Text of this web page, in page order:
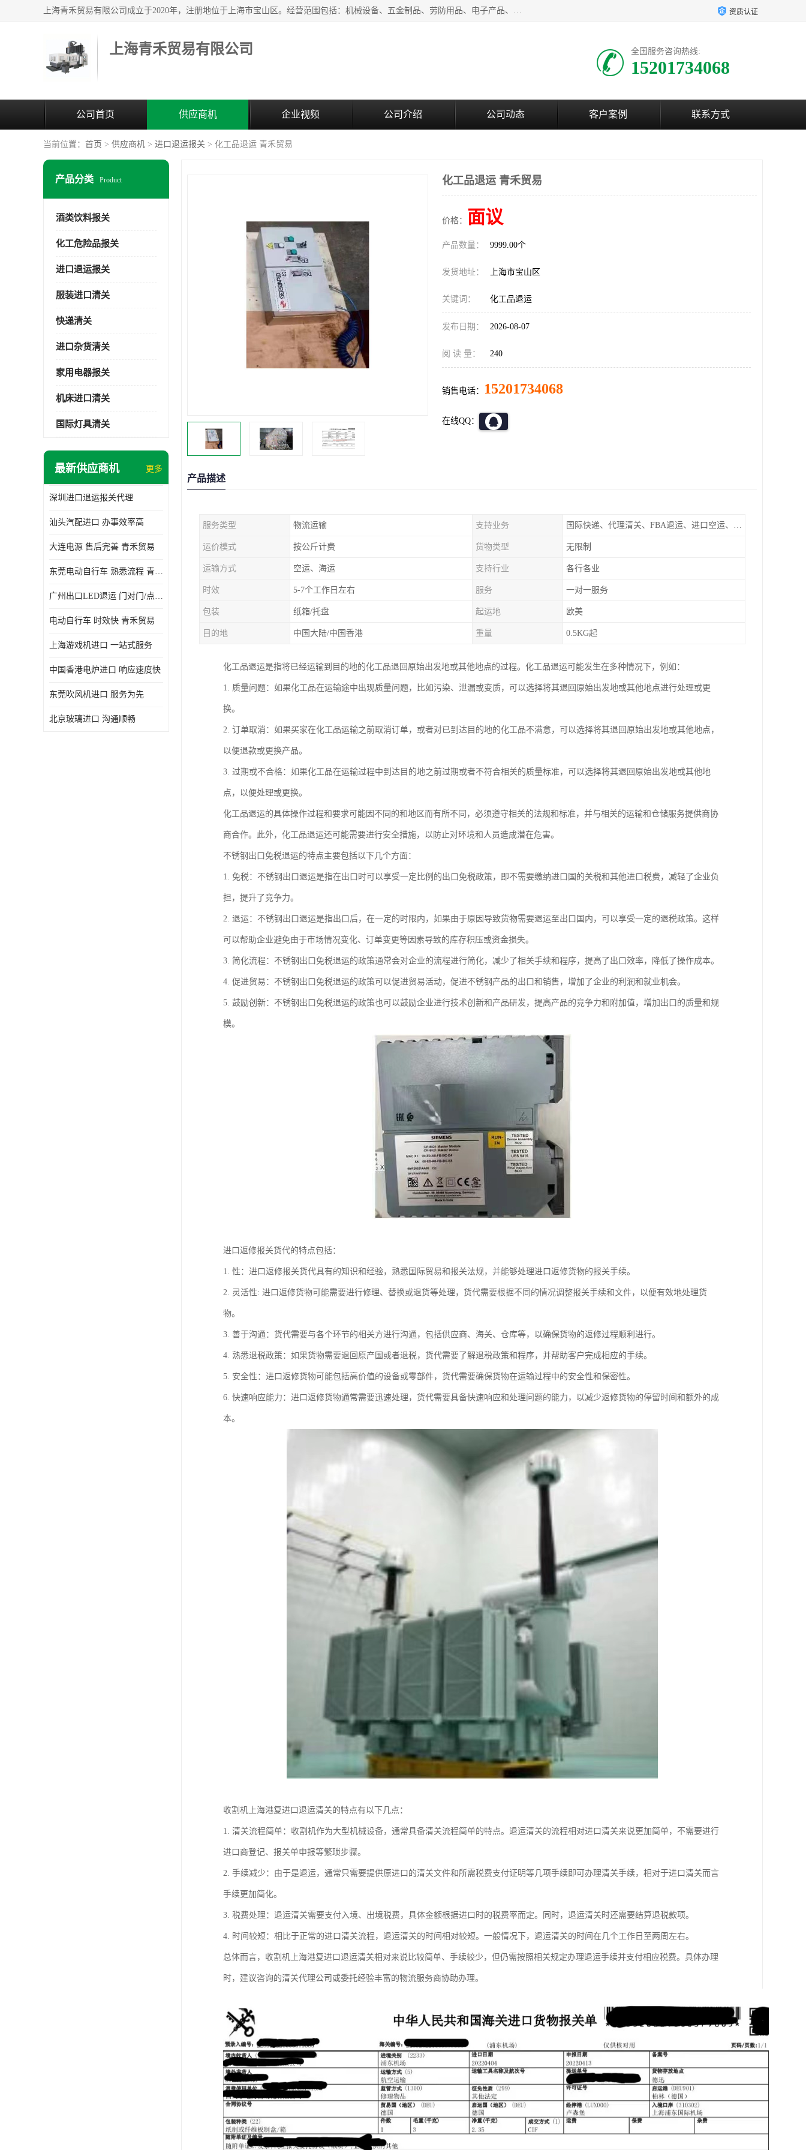
上海青禾贸易有限公司成立于2020年，注册地位于上海市宝山区。经营范围包括：机械设备、五金制品、劳防用品、电子产品、塑胶制品、家具、模具、纺织品、仪器仪表、建筑材料、装饰材料、化工产品、金属制品、机车配件等货物进出口报关、清关服务。 资质认证
上海青禾贸易有限公司 全国服务咨询热线:
15201734068
公司首页 供应商机 企业视频 公司介绍 公司动态 客户案例 联系方式
当前位置： 首页 > 供应商机 > 进口退运报关 > 化工品退运 青禾贸易
产品分类 Product
酒类饮料报关
化工危险品报关
进口退运报关
服装进口清关
快递清关
进口杂货清关
家用电器报关
机床进口清关
国际灯具清关
最新供应商机 更多
深圳进口退运报关代理
汕头汽配进口 办事效率高
大连电源 售后完善 青禾贸易
东莞电动自行车 熟悉流程 青禾贸易
广州出口LED退运 门对门/点对点
电动自行车 时效快 青禾贸易
上海游戏机进口 一站式服务
中国香港电炉进口 响应速度快
东莞吹风机进口 服务为先
北京玻璃进口 沟通顺畅
化工品退运 青禾贸易
价格： 面议
产品数量： 9999.00个
发货地址： 上海市宝山区
关键词： 化工品退运
发布日期： 2026-08-07
阅 读 量： 240
销售电话： 15201734068
在线QQ：
产品描述
服务类型 物流运输 支持业务 国际快递、代理清关、FBA退运、进口空运、进口海运
运价模式 按公斤计费 货物类型 无限制
运输方式 空运、海运 支持行业 各行各业
时效 5-7个工作日左右 服务 一对一服务
包装 纸箱/托盘 起运地 欧美
目的地 中国大陆/中国香港 重量 0.5KG起
化工品退运是指将已经运输到目的地的化工品退回原始出发地或其他地点的过程。化工品退运可能发生在多种情况下，例如：
1. 质量问题：如果化工品在运输途中出现质量问题，比如污染、泄漏或变质，可以选择将其退回原始出发地或其他地点进行处理或更
换。
2. 订单取消：如果买家在化工品运输之前取消订单，或者对已到达目的地的化工品不满意，可以选择将其退回原始出发地或其他地点，
以便退款或更换产品。
3. 过期或不合格：如果化工品在运输过程中到达目的地之前过期或者不符合相关的质量标准，可以选择将其退回原始出发地或其他地
点，以便处理或更换。
化工品退运的具体操作过程和要求可能因不同的和地区而有所不同，必须遵守相关的法规和标准，并与相关的运输和仓储服务提供商协
商合作。此外，化工品退运还可能需要进行安全措施，以防止对环境和人员造成潜在危害。
不锈钢出口免税退运的特点主要包括以下几个方面：
1. 免税：不锈钢出口退运是指在出口时可以享受一定比例的出口免税政策，即不需要缴纳进口国的关税和其他进口税费，减轻了企业负
担，提升了竞争力。
2. 退运：不锈钢出口退运是指出口后，在一定的时限内，如果由于原因导致货物需要退运至出口国内，可以享受一定的退税政策。这样
可以帮助企业避免由于市场情况变化、订单变更等因素导致的库存积压或资金损失。
3. 简化流程：不锈钢出口免税退运的政策通常会对企业的流程进行简化，减少了相关手续和程序，提高了出口效率，降低了操作成本。
4. 促进贸易：不锈钢出口免税退运的政策可以促进贸易活动，促进不锈钢产品的出口和销售，增加了企业的利润和就业机会。
5. 鼓励创新：不锈钢出口免税退运的政策也可以鼓励企业进行技术创新和产品研发，提高产品的竞争力和附加值，增加出口的质量和规
模。
进口返修报关货代的特点包括：
1. 性：进口返修报关货代具有的知识和经验，熟悉国际贸易和报关法规，并能够处理进口返修货物的报关手续。
2. 灵活性: 进口返修货物可能需要进行修理、替换或退货等处理，货代需要根据不同的情况调整报关手续和文件，以便有效地处理货
物。
3. 善于沟通：货代需要与各个环节的相关方进行沟通，包括供应商、海关、仓库等，以确保货物的返修过程顺利进行。
4. 熟悉退税政策：如果货物需要退回原产国或者退税，货代需要了解退税政策和程序，并帮助客户完成相应的手续。
5. 安全性：进口返修货物可能包括高价值的设备或零部件，货代需要确保货物在运输过程中的安全性和保密性。
6. 快速响应能力：进口返修货物通常需要迅速处理，货代需要具备快速响应和处理问题的能力，以减少返修货物的停留时间和额外的成
本。
收割机上海港复进口退运清关的特点有以下几点：
1. 清关流程简单：收割机作为大型机械设备，通常具备清关流程简单的特点。退运清关的流程相对进口清关来说更加简单，不需要进行
进口商登记、报关单申报等繁琐步骤。
2. 手续减少：由于是退运，通常只需要提供原进口的清关文件和所需税费支付证明等几项手续即可办理清关手续，相对于进口清关而言
手续更加简化。
3. 税费处理：退运清关需要支付入境、出境税费，具体金额根据进口时的税费率而定。同时，退运清关时还需要结算退税款项。
4. 时间较短：相比于正常的进口清关流程，退运清关的时间相对较短。一般情况下，退运清关的时间在几个工作日至两周左右。
总体而言，收割机上海港复进口退运清关相对来说比较简单、手续较少，但仍需按照相关规定办理退运手续并支付相应税费。具体办理
时，建议咨询的清关代理公司或委托经验丰富的物流服务商协助办理。